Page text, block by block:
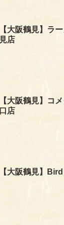
【大阪鶴見】ラ
見店
【大阪鶴見】コ
口店
【大阪鶴見】